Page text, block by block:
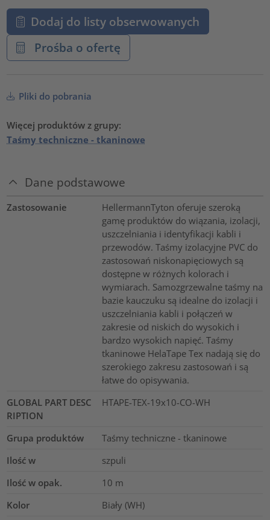
Dodaj do listy obserwowanych
Prośba o ofertę
Pliki do pobrania
Więcej produktów z grupy:
Taśmy techniczne - tkaninowe
Dane podstawowe
Zastosowanie
HellermannTyton oferuje szeroką
gamę produktów do wiązania, izolacji,
uszczelniania i identyfikacji kabli i
przewodów. Taśmy izolacyjne PVC do
zastosowań niskonapięciowych są
dostępne w różnych kolorach i
wymiarach. Samozgrzewalne taśmy na
bazie kauczuku są idealne do izolacji i
uszczelniania kabli i połączeń w
zakresie od niskich do wysokich i
bardzo wysokich napięć. Taśmy
tkaninowe HelaTape Tex nadają się do
szerokiego zakresu zastosowań i są
łatwe do opisywania.
GLOBAL PART DESC
RIPTION
HTAPE-TEX-19x10-CO-WH
Grupa produktów
Taśmy techniczne - tkaninowe
Ilość w
szpuli
Ilość w opak.
10 m
Kolor
Biały (WH)